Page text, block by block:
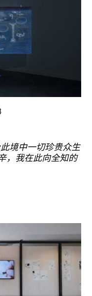
完成了首次材料实
Idle
CPU外壳孜孜不倦
他的热带野心延展
身于采光剔透的展
热带幻觉里。
SPACE展出至7月
切安好。
一点，是赤道生
贯穿我的艺术
移民国家，其本身
但作为一个赤道上
当意识到自己实际
殖民统治曾沿着
如法属印度支那、
境中一切珍贵众生
，我在此向全知的
Nya）与“人”
小组葛泰然与旦增
传说。这一形象根
统称为“拉萨鱼”
。Nyami是一种混